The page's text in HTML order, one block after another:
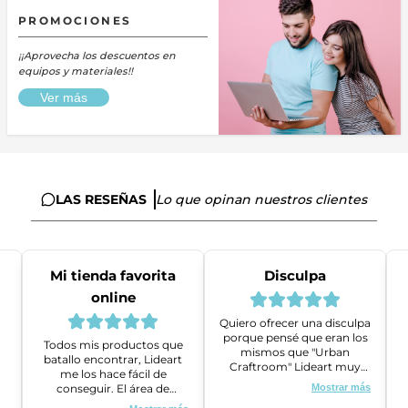
PROMOCIONES
¡¡Aprovecha los descuentos en
equipos y materiales!!
Ver más
LAS RESEÑAS Lo que opinan nuestros clientes
Mi tienda favorita
online
Todos mis productos que
batallo encontrar, Lideart
me los hace fácil de
conseguir. El área de
ventas es super amable y
Disculpa
Quiero ofrecer una disculpa
porque pensé que eran los
mismos que "Urban
Craftroom" Lideart muy
amables me ayudaron a
gestionar un problema que
Mostrar más